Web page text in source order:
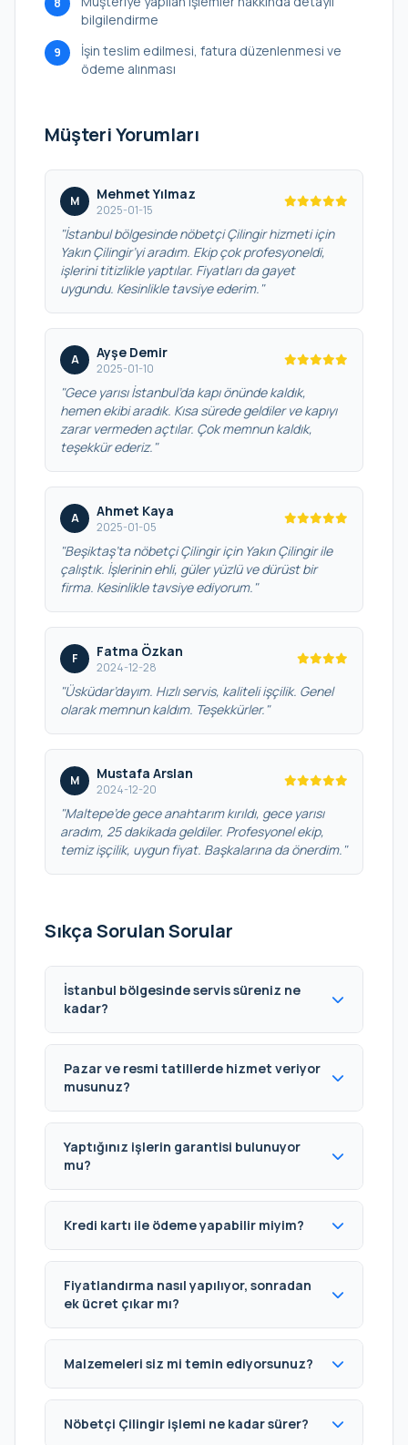
8
bilgilendirme
9
İşin teslim edilmesi, fatura düzenlenmesi ve
ödeme alınması
Müşteri Yorumları
M Mehmet Yılmaz
2025-01-15
"İstanbul bölgesinde nöbetçi Çilingir hizmeti için
Yakın Çilingir’yi aradım. Ekip çok profesyoneldi,
işlerini titizlikle yaptılar. Fiyatları da gayet
uygundu. Kesinlikle tavsiye ederim."
A Ayşe Demir
2025-01-10
"Gece yarısı İstanbul’da kapı önünde kaldık,
hemen ekibi aradık. Kısa sürede geldiler ve kapıyı
zarar vermeden açtılar. Çok memnun kaldık,
teşekkür ederiz."
A Ahmet Kaya
2025-01-05
"Beşiktaş’ta nöbetçi Çilingir için Yakın Çilingir ile
çalıştık. İşlerinin ehli, güler yüzlü ve dürüst bir
firma. Kesinlikle tavsiye ediyorum."
F Fatma Özkan
2024-12-28
"Üsküdar’dayım. Hızlı servis, kaliteli işçilik. Genel
olarak memnun kaldım. Teşekkürler."
M Mustafa Arslan
2024-12-20
"Maltepe’de gece anahtarım kırıldı, gece yarısı
aradım, 25 dakikada geldiler. Profesyonel ekip,
temiz işçilik, uygun fiyat. Başkalarına da önerdim."
Sıkça Sorulan Sorular
İstanbul bölgesinde servis süreniz ne
kadar?
Pazar ve resmi tatillerde hizmet veriyor
musunuz?
Yaptığınız işlerin garantisi bulunuyor
mu?
Kredi kartı ile ödeme yapabilir miyim?
Fiyatlandırma nasıl yapılıyor, sonradan
ek ücret çıkar mı?
Malzemeleri siz mi temin ediyorsunuz?
Nöbetçi Çilingir işlemi ne kadar sürer?